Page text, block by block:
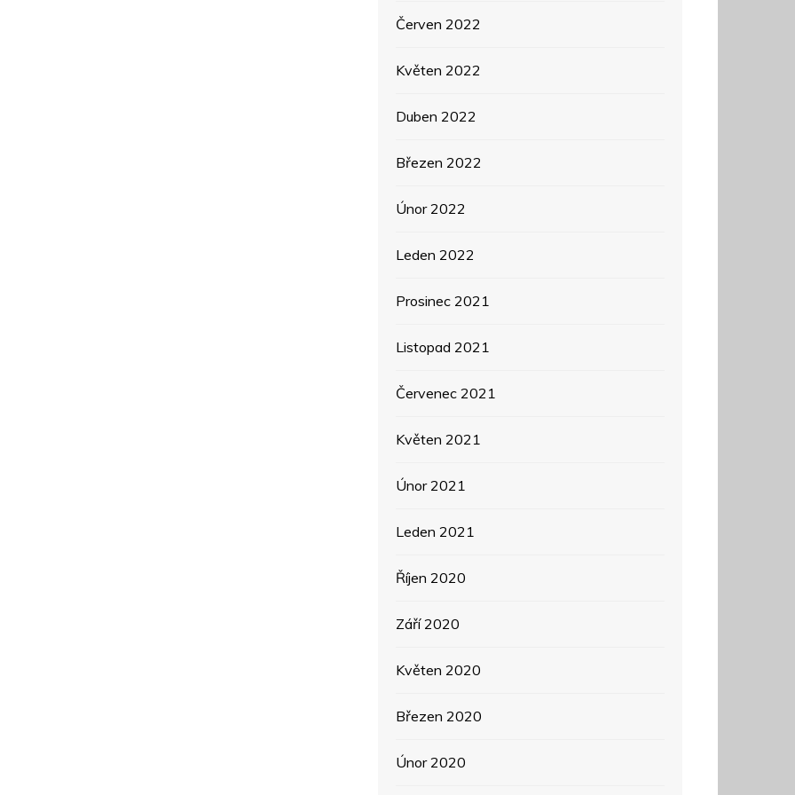
Červen 2022
Květen 2022
Duben 2022
Březen 2022
Únor 2022
Leden 2022
Prosinec 2021
Listopad 2021
Červenec 2021
Květen 2021
Únor 2021
Leden 2021
Říjen 2020
Září 2020
Květen 2020
Březen 2020
Únor 2020